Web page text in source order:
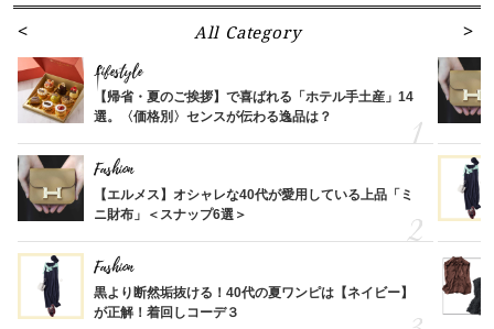
All Category
Lifestyle
【帰省・夏のご挨拶】で喜ばれる「ホテル手土産」14
選。〈価格別〉センスが伝わる逸品は？
Fashion
【エルメス】オシャレな40代が愛用している上品「ミ
ニ財布」＜スナップ6選＞
Fashion
黒より断然垢抜ける！40代の夏ワンピは【ネイビー】
が正解！着回しコーデ３